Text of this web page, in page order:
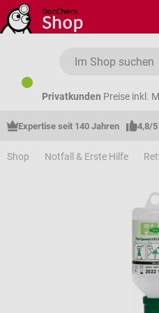
Zum Hauptinhalt springen
Privatkunden Preise inkl.
Expertise seit 140 Jahren 4,8/5
Shop Notfall & Erste Hilfe